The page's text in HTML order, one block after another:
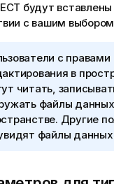
будут вставлены
с вашим
с правами
в
читать,
файлы
Другие
файлы